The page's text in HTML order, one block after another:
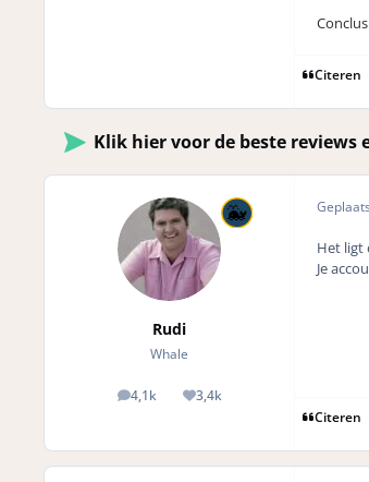
Citeren
Klik hier voor de beste reviews
Rudi
Whale
4,1k
posts 3,4k
Reputation
Het ligt
Je
Citeren